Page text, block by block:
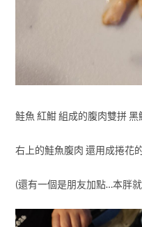
鮭魚 紅魽 組成的腹肉雙拼 黑
右上的鮭魚腹肉 還用成捲花
(還有一個是朋友加點…本胖